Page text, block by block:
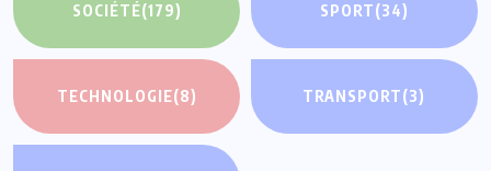
SOCIÉTÉ(179) SPORT(34)
TECHNOLOGIE(8) TRANSPORT(3)